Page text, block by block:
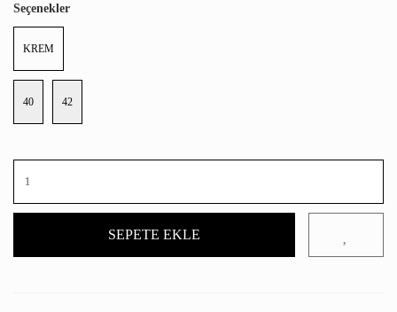
Seçenekler
KREM
40 42
SEPETE EKLE